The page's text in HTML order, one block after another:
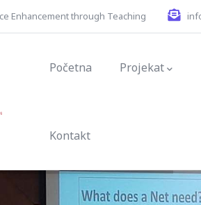
Enhancement through Teaching
Početna Projekat
Kontakt